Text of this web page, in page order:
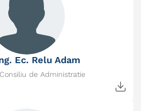
Ec. Relu Adam
de Administratie